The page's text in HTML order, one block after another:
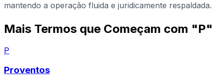
mantendo a operação fluida e juridicamente respaldada.
Mais Termos que Começam com "P"
P
Proventos